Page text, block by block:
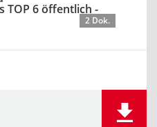
TOP 6 öffentlich -
2 Dok.